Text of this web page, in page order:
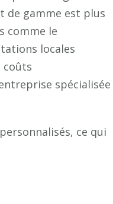
de gamme est plus
comme le
locales
coûts
spécialisée
ce qui